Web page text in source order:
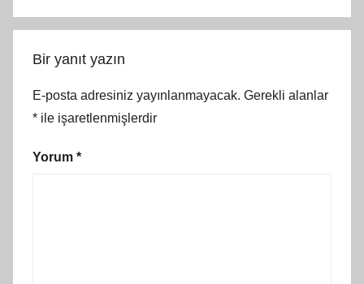
Bir yanıt yazın
E-posta adresiniz yayınlanmayacak. Gerekli alanlar
* ile işaretlenmişlerdir
Yorum *